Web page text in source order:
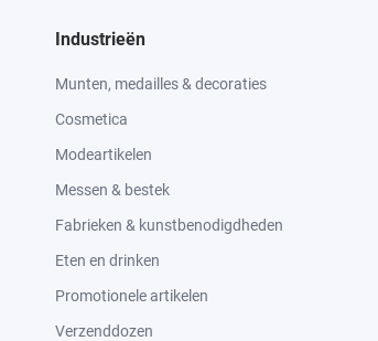
Industrieën
Munten, medailles & decoraties
Cosmetica
Modeartikelen
Messen & bestek
Fabrieken & kunstbenodigdheden
Eten en drinken
Promotionele artikelen
Verzenddozen